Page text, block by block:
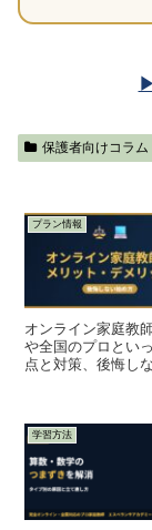
保護者向けコラム
プラン情報
オンライン家庭教
や全国のプロとい
点と対策、後悔し
学習方法